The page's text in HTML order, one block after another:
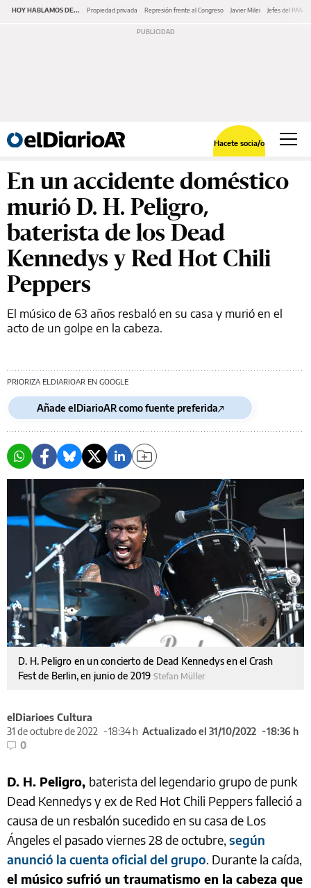
HOY HABLAMOS DE... Propiedad privada Represión frente al Congreso Javier Milei Jefes del PAMI
Hacete socia/o
En un accidente doméstico
murió D. H. Peligro,
baterista de los Dead
Kennedys y Red Hot Chili
Peppers
El músico de 63 años resbaló en su casa y murió en el
acto de un golpe en la cabeza.
PRIORIZA ELDIARIOAR EN GOOGLE
Añade elDiarioAR como fuente preferida
D. H. Peligro en un concierto de Dead Kennedys en el Crash
Fest de Berlin, en junio de 2019 Stefan Müller
elDiarioes Cultura
31 de octubre de 2022
18:34 h Actualizado el 31/10/2022
18:36 h
0
D. H. Peligro, baterista del legendario grupo de punk
Dead Kennedys y ex de Red Hot Chili Peppers falleció a
causa de un resbalón sucedido en su casa de Los
Ángeles el pasado viernes 28 de octubre, según
anunció la cuenta oficial del grupo. Durante la caída,
el músico sufrió un traumatismo en la cabeza que